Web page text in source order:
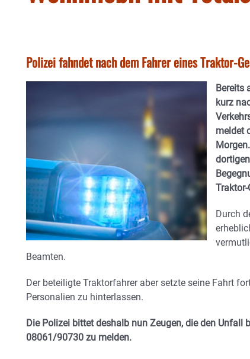
Polizei fahndet nach dem Fahrer eines Traktor-
Bereits
kurz
meldet
Durch
Beamten.
Der beteiligte Traktorfahrer aber setzte seine Fahrt
Personalien zu hinterlassen.
Die Polizei bittet deshalb nun Zeugen, die den Unfall
08061/90730 zu melden.